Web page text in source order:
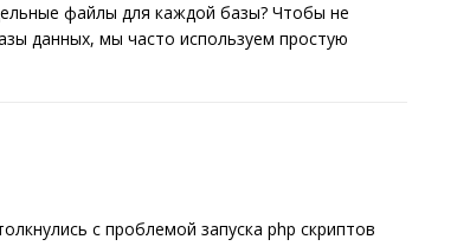
файлы для каждой базы? Чтобы не
данных, мы часто используем простую
с проблемой запуска php скриптов